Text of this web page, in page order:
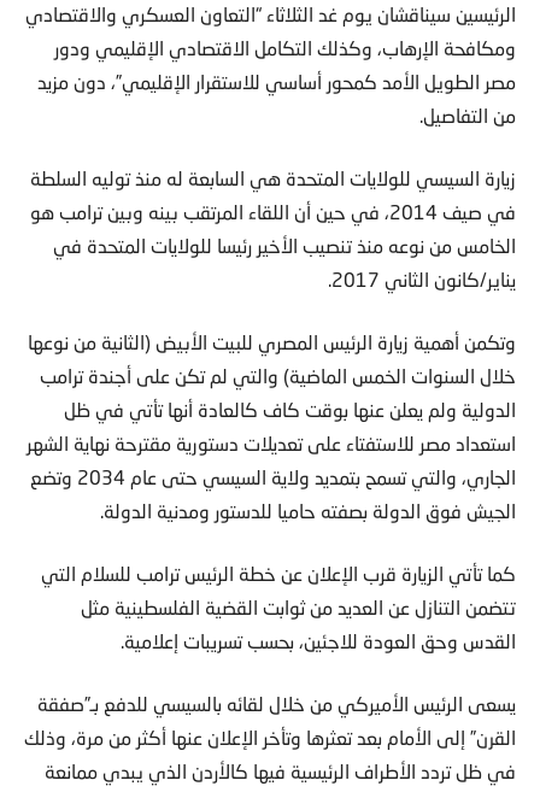
الرئيسين سيناقشان يوم غد الثلاثاء “التعاون العسكري والاقتصادي
ومكافحة الإرهاب، وكذلك التكامل الاقتصادي الإقليمي ودور
مصر الطويل الأمد كمحور أساسي للاستقرار الإقليمي”، دون مزيد
من التفاصيل.
زيارة السيسي للولايات المتحدة هي السابعة له منذ توليه السلطة
في صيف 2014، في حين أن اللقاء المرتقب بينه وبين ترامب هو
الخامس من نوعه منذ تنصيب الأخير رئيسا للولايات المتحدة في
يناير/كانون الثاني 2017.
وتكمن أهمية زيارة الرئيس المصري للبيت الأبيض (الثانية من نوعها
خلال السنوات الخمس الماضية) والتي لم تكن على أجندة ترامب
الدولية ولم يعلن عنها بوقت كاف كالعادة أنها تأتي في ظل
استعداد مصر للاستفتاء على تعديلات دستورية مقترحة نهاية الشهر
الجاري، والتي تسمح بتمديد ولاية السيسي حتى عام 2034 وتضع
الجيش فوق الدولة بصفته حاميا للدستور ومدنية الدولة.
كما تأتي الزيارة قرب الإعلان عن خطة الرئيس ترامب للسلام التي
تتضمن التنازل عن العديد من ثوابت القضية الفلسطينية مثل
القدس وحق العودة للاجئين، بحسب تسريبات إعلامية.
يسعى الرئيس الأميركي من خلال لقائه بالسيسي للدفع بـ”صفقة
القرن” إلى الأمام بعد تعثرها وتأخر الإعلان عنها أكثر من مرة، وذلك
في ظل تردد الأطراف الرئيسية فيها كالأردن الذي يبدي ممانعة